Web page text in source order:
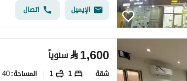
الإيميل اتصال
⃁1,600 سنوياً
شقة 1
1 المساحة:40 م2